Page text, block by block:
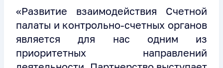
«Развитие взаимодействия Счетной
палаты и контрольно-счетных органов
является для нас одним из
приоритетных направлений